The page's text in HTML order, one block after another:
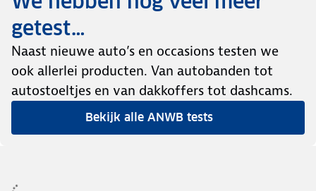
getest…
Naast nieuwe auto’s en occasions testen we
ook allerlei producten. Van autobanden tot
autostoeltjes en van dakkoffers tot dashcams.
Bekijk alle ANWB tests